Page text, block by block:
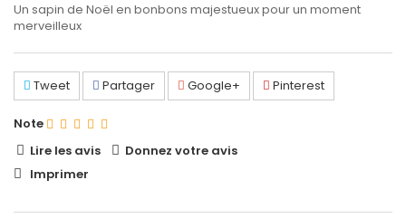
Un sapin de Noël en bonbons majestueux pour un moment
merveilleux
Tweet Partager Google+ Pinterest
Note
Lire les avis
Donnez votre avis
Imprimer